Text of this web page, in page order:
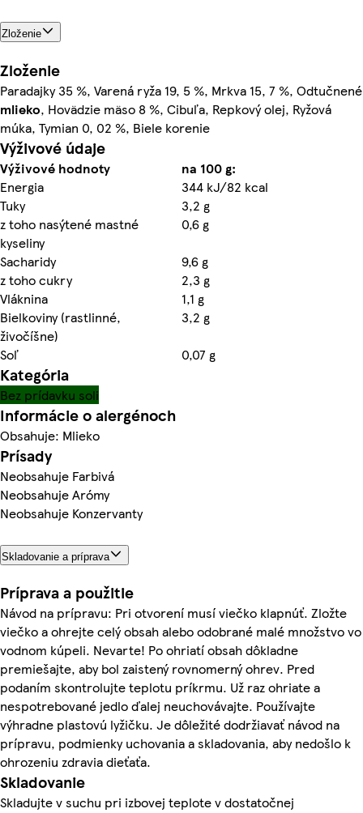
Zloženie
Zloženie
Paradajky 35 %, Varená ryža 19, 5 %, Mrkva 15, 7 %, Odtučnené
mlieko, Hovädzie mäso 8 %, Cibuľa, Repkový olej, Ryžová
múka, Tymian 0, 02 %, Biele korenie
Výživové údaje
Výživové hodnoty
na 100 g:
Energia
344 kJ/82 kcal
Tuky
3,2 g
z toho nasýtené mastné
kyseliny
0,6 g
Sacharidy
9,6 g
z toho cukry
2,3 g
Vláknina
1,1 g
Bielkoviny (rastlinné,
živočíšne)
3,2 g
Soľ
0,07 g
Kategória
Bez prídavku soli
Informácie o alergénoch
Obsahuje: Mlieko
Prísady
Neobsahuje Farbivá
Neobsahuje Arómy
Neobsahuje Konzervanty
Skladovanie a príprava
Príprava a použitie
Návod na prípravu: Pri otvorení musí viečko klapnúť. Zložte
viečko a ohrejte celý obsah alebo odobrané malé množstvo vo
vodnom kúpeli. Nevarte! Po ohriatí obsah dôkladne
premiešajte, aby bol zaistený rovnomerný ohrev. Pred
podaním skontrolujte teplotu príkrmu. Už raz ohriate a
nespotrebované jedlo ďalej neuchovávajte. Používajte
výhradne plastovú lyžičku. Je dôležité dodržiavať návod na
prípravu, podmienky uchovania a skladovania, aby nedošlo k
ohrozeniu zdravia dieťaťa.
Skladovanie
Skladujte v suchu pri izbovej teplote v dostatočnej